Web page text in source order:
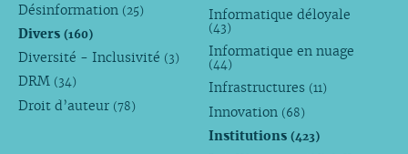
Désinformation (25)
Divers (160)
Diversité - Inclusivité (3)
DRM (34)
Droit d’auteur (78)
Informatique déloyale
(43)
Informatique en nuage
(44)
Infrastructures (11)
Innovation (68)
Institutions(423)